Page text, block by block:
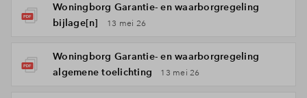
Woningborg Garantie- en waarborgregeling
bijlage[n]
13 mei 26
Woningborg Garantie- en waarborgregeling
algemene toelichting
13 mei 26